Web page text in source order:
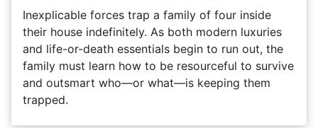
Inexplicable forces trap a family of four inside
their house indefinitely. As both modern luxuries
and life-or-death essentials begin to run out, the
family must learn how to be resourceful to survive
and outsmart who—or what—is keeping them
trapped.